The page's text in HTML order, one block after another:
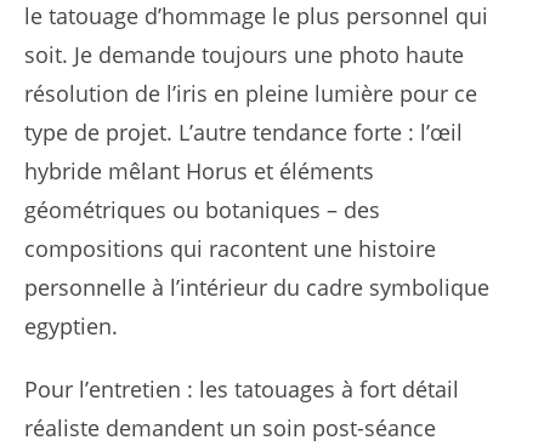
le tatouage d’hommage le plus personnel qui
soit. Je demande toujours une photo haute
résolution de l’iris en pleine lumière pour ce
type de projet. L’autre tendance forte : l’œil
hybride mêlant Horus et éléments
géométriques ou botaniques – des
compositions qui racontent une histoire
personnelle à l’intérieur du cadre symbolique
egyptien.
Pour l’entretien : les tatouages à fort détail
réaliste demandent un soin post-séance